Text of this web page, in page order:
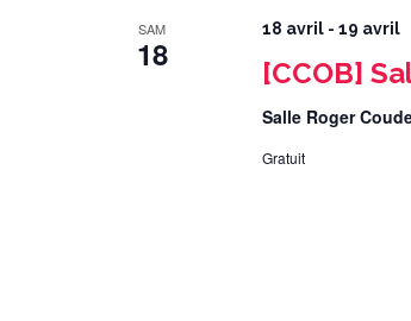
SAM
18
18 avril- 19 avril
[CCOB]
Salle Roger
Gratuit